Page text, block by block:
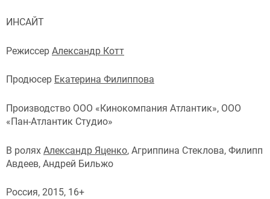
ИНСАЙТ
Режиссер Александр Котт
Продюсер Екатерина Филиппова
Производство ООО «Кинокомпания Атлантик», ООО
«Пан-Атлантик Студио»
В ролях Александр Яценко, Агриппина Стеклова, Филипп
Авдеев, Андрей Бильжо
Россия, 2015, 16+